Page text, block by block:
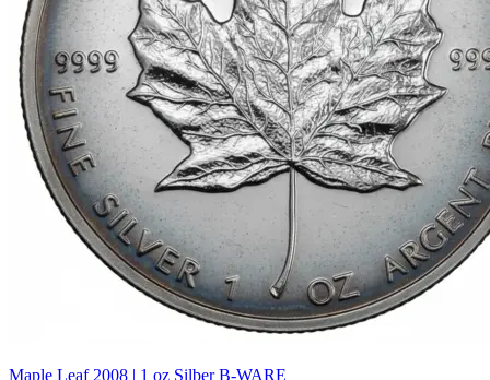
Maple Leaf 2008 | 1 oz Silber B-WARE